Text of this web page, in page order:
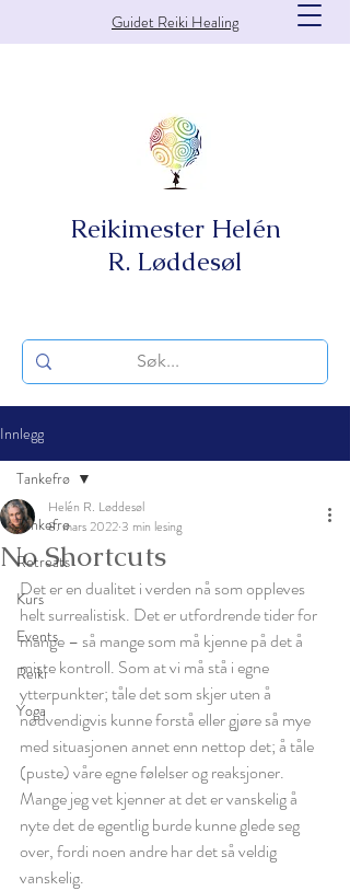
Guidet Reiki Healing
Reikimester Helén
R. Løddesøl
Innlegg
Tankefrø
Retreats
Kurs
Events
Reiki
Yoga
Tankefrø
No Shortcuts
Helén R. Løddesøl
8. mars 20223 min lesing
Det er en dualitet i verden nå som oppleves
helt surrealistisk. Det er utfordrende tider for
mange – så mange som må kjenne på det å
miste kontroll. Som at vi må stå i egne
ytterpunkter; tåle det som skjer uten å
nødvendigvis kunne forstå eller gjøre så mye
med situasjonen annet enn nettop det; å tåle
(puste) våre egne følelser og reaksjoner.
Mange jeg vet kjenner at det er vanskelig å
nyte det de egentlig burde kunne glede seg
over, fordi noen andre har det så veldig
vanskelig.